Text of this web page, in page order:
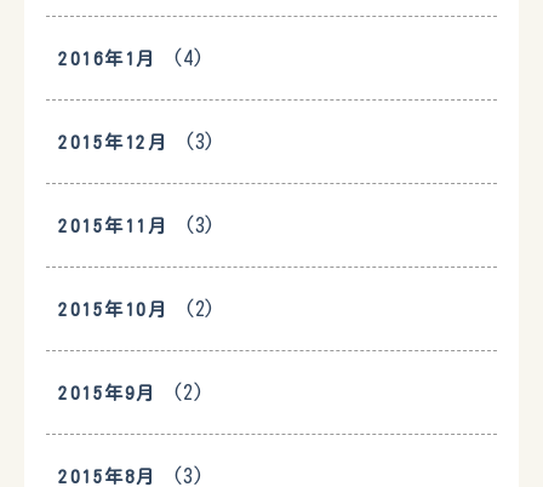
2016年1月 (4)
2015年12月 (3)
2015年11月 (3)
2015年10月 (2)
2015年9月 (2)
2015年8月 (3)